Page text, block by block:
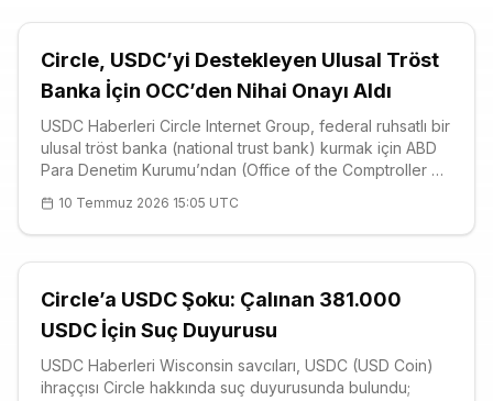
Circle, USDC’yi Destekleyen Ulusal Tröst
Banka İçin OCC’den Nihai Onayı Aldı
USDC Haberleri Circle Internet Group, federal ruhsatlı bir
ulusal tröst banka (national trust bank) kurmak için ABD
Para Denetim Kurumu’ndan (Office of the Comptroller of
regüle dolar sabit para birimi (stablecoin) olan <a
href="http
10 Temmuz 2026 15:05 UTC
Circle’a USDC Şoku: Çalınan 381.000
USDC İçin Suç Duyurusu
USDC Haberleri Wisconsin savcıları, USDC (USD Coin)
ihraççısı Circle hakkında suç duyurusunda bulundu;